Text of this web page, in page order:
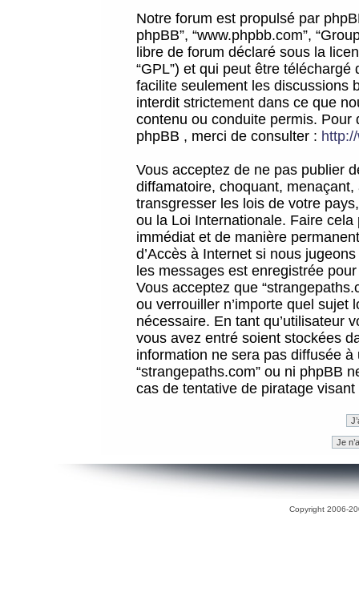
Notre forum est propulsé par
phpBB”, “www.phpbb.com”,
libre de forum déclaré sous la
“GPL”) et qui peut être téléchargé
facilite seulement les discussions
interdit strictement dans ce que
contenu ou conduite permis.
phpBB , merci de consulter :
Vous acceptez de ne pas publier
diffamatoire, choquant,
transgresser les lois de votre
ou la Loi Internationale. Faire
immédiat et de manière
d’Accès à Internet si nous
les messages est enregistrée
Vous acceptez que
ou verrouiller n’importe quel sujet
nécessaire. En tant qu’utilisateur
vous avez entré soient stockées
information ne sera pas diffusée
“strangepaths.com” ou ni phpBB
cas de tentative de piratage
Copyright 2006-